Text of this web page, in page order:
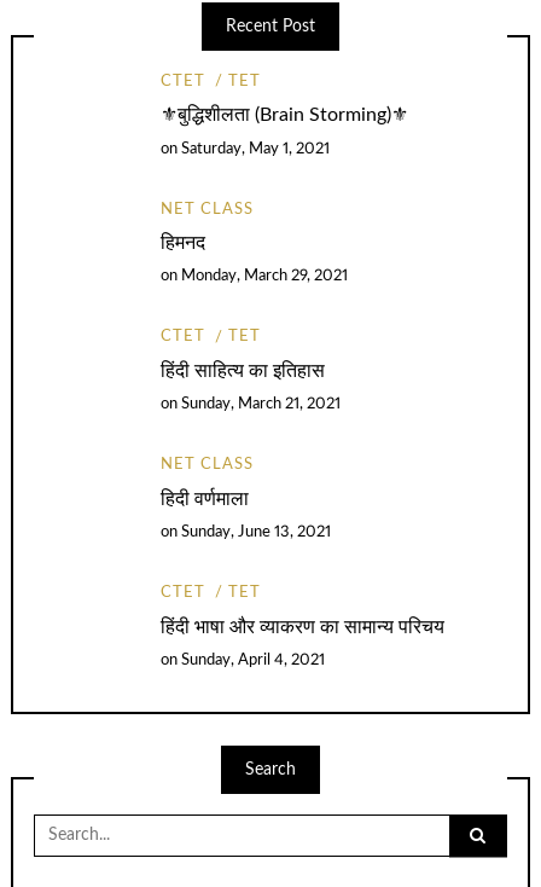
Recent Post
CTET TET
⚜️बुद्धिशीलता (Brain Storming)⚜️
onSaturday, May 1, 2021
NET CLASS
हिमनद
on Monday, March 29, 2021
CTET TET
हिंदी साहित्य का इतिहास
onSunday, March 21, 2021
NET CLASS
हिदी वर्णमाला
onSunday, June 13, 2021
CTET TET
हिंदी भाषा और व्याकरण का सामान्य परिचय
onSunday, April 4, 2021
Search
Search
for: